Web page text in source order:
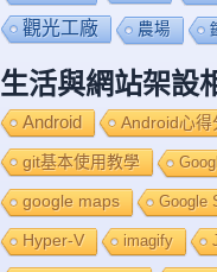
觀光工廠 農場
生活與網站架設
Android Android心得
git基本使用教學
google maps Google
Hyper-V imagify